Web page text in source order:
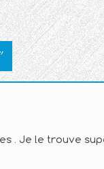
. Je le trouve